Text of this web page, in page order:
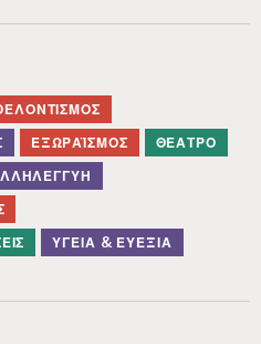
ΕΞΩΡΑΪΣΜΌΣ
ΘΈΑΤΡΟ
ΥΓΕΊΑ & ΕΥΕΞΊΑ